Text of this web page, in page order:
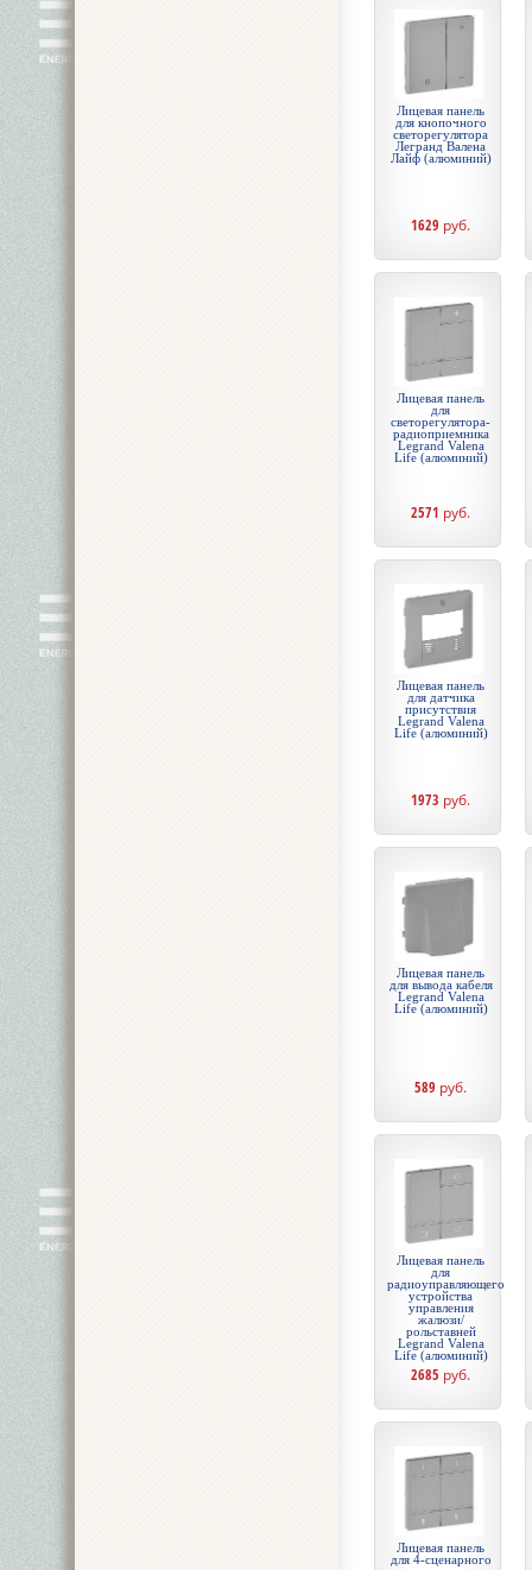
Лицевая панель
для кнопочного
светорегулятора
Легранд Валена
Лайф (алюминий)
1629 руб.
Лицевая панель
для
светорегулятора-
радиоприемника
Legrand Valena
Life (алюминий)
2571 руб.
Лицевая панель
для датчика
присутствия
Legrand Valena
Life (алюминий)
1973 руб.
Лицевая панель
для вывода кабеля
Legrand Valena
Life (алюминий)
589 руб.
Лицевая панель
для
радиоуправляющего
устройства
управления
жалюзи/
рольставней
Legrand Valena
Life (алюминий)
2685 руб.
Лицевая панель
для 4-сценарного